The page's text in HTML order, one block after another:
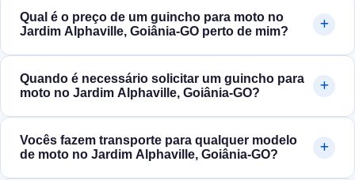
Qual é o preço de um guincho para moto no
Jardim Alphaville, Goiânia‑GO perto de mim?
Quando é necessário solicitar um guincho para
moto no Jardim Alphaville, Goiânia‑GO?
Vocês fazem transporte para qualquer modelo
de moto no Jardim Alphaville, Goiânia‑GO?